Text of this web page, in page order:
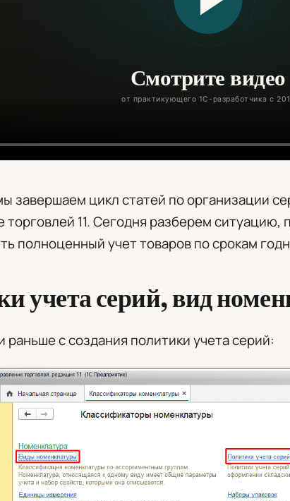
завершаем цикл статей по организации
торговлей 11. Сегодня разберем ситуацию,
полноценный учет товаров по срокам
учета серий, вид
раньше с создания политики учета серий: